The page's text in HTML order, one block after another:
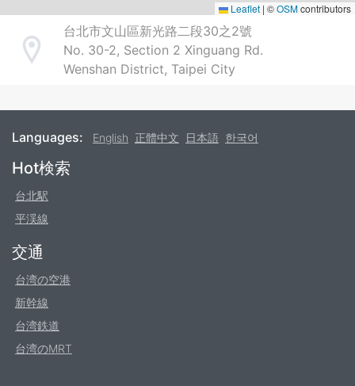
Leaflet | ©OSMcontributors
Address
台北市文山區新光路二段30之2號
No. 30-2, Section 2 Xinguang Rd.
Wenshan District, Taipei City
Languages: English 正體中文 日本語 한국어
Footer
Hot検索
台北駅
平渓線
交通
台湾の空港
新幹線
台湾鉄道
台湾のMRT